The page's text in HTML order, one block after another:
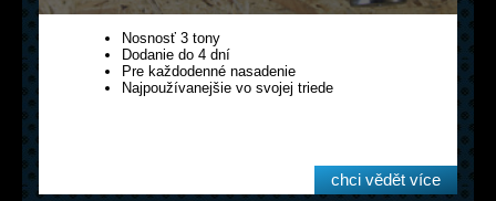
Nosnosť 3 tony
Dodanie do 4 dní
Pre každodenné nasadenie
Najpoužívanejšie vo svojej triede
chci vědět více